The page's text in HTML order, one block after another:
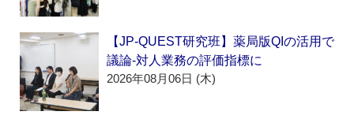
【JP-QUEST研究班】薬局版QIの活用で
議論‐対人業務の評価指標に
2026年08月06日 (木)